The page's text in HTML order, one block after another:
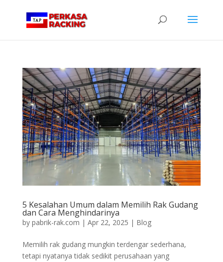
5 Kesalahan Umum dalam Memilih Rak Gudang
dan Cara Menghindarinya
by pabrik-rak.com | Apr 22, 2025 | Blog
Memilih rak gudang mungkin terdengar sederhana,
tetapi nyatanya tidak sedikit perusahaan yang